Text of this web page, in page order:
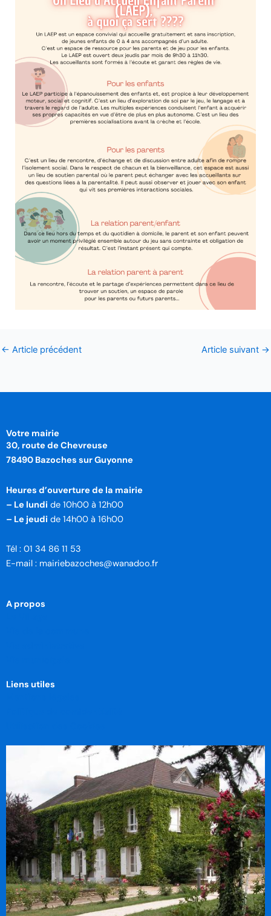
← Article précédent Article suivant →
Votre mairie
30, route de Chevreuse
78490 Bazoches sur Guyonne
Heures d’ouverture de la mairie
– Le lundi de 10h00 à 12h00
– Le jeudi de 14h00 à 16h00
Tél : 01 34 86 11 53
E-mail : mairiebazoches@wanadoo.fr
A propos
Liens utiles